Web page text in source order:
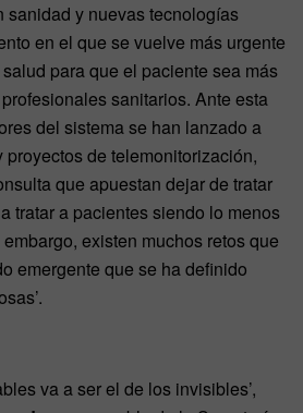
sanidad y nuevas tecnologías
en el que se vuelve más urgente
para que el paciente sea más
sanitarios. Ante esta
del sistema se han lanzado a
de telemonitorización,
que apuestan dejar de tratar
tratar a pacientes siendo lo menos
existen muchos retos que
emergente que se ha definido
va a ser el de los invisibles’,